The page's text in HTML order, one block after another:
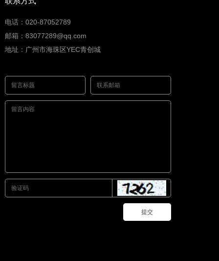
提交
电话：020-87052789
邮箱：83077289@qq.com
地址：广州市海珠区YEC青创城